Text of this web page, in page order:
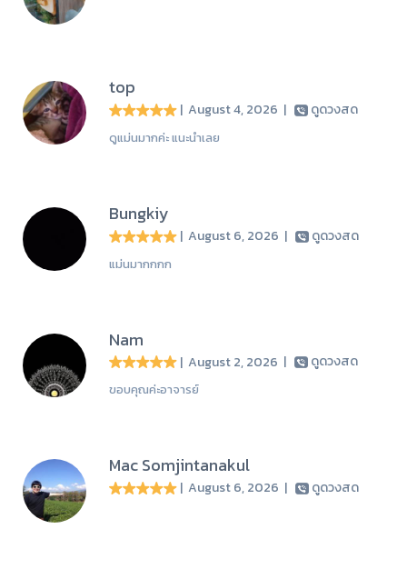
top
| August 4, 2026 | ดูดวงสด
ดูแม่นมากค่ะ แนะนำเลย
Bungkiy
| August 6, 2026 | ดูดวงสด
แม่นมากกกก
Nam
| August 2, 2026 | ดูดวงสด
ขอบคุณค่ะอาจารย์
Mac Somjintanakul
| August 6, 2026 | ดูดวงสด